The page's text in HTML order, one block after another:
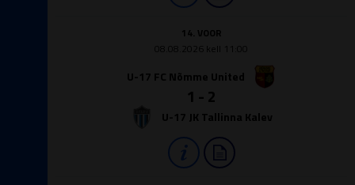
14. VOOR
08.08.2026 kell 11:00
U-17 FC Nõmme United
1 - 2
U-17 JK Tallinna Kalev